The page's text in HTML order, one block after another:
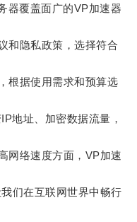
器覆盖面广的VP加速器
隐私政策，选择符合
据使用需求和预算选
址、加密数据流量，
络速度方面，VP加速
们在互联网世界中畅行